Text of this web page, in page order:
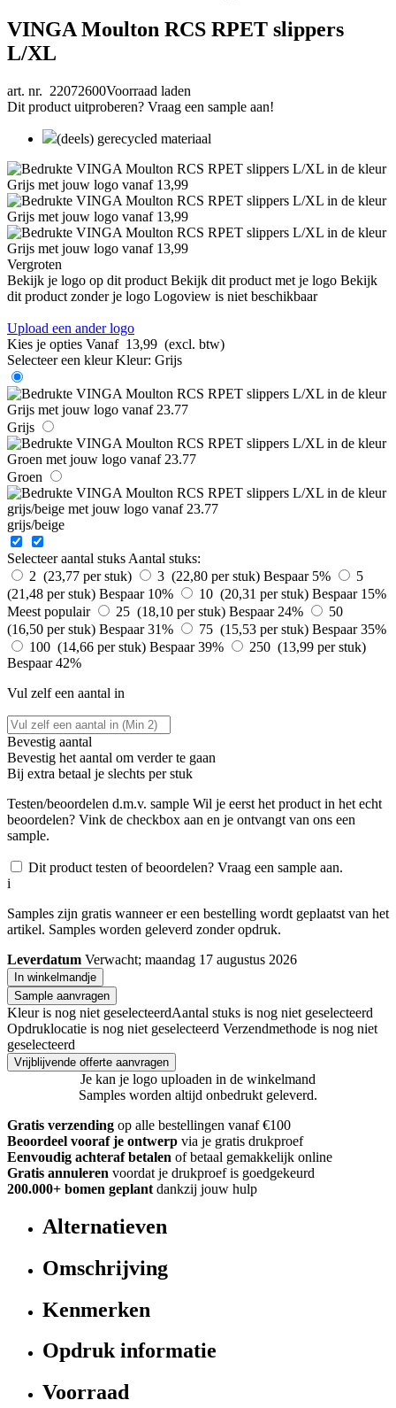
VINGA Moulton RCS RPET slippers
L/XL
art. nr. 22072600Voorraad laden
Dit product uitproberen? Vraag een sample aan!
(deels) gerecycled materiaal
Vergroten
Bekijk je logo op dit product Bekijk dit product met je logo Bekijk
dit product zonder je logo Logoview is niet beschikbaar
Upload een ander logo
Kies je opties Vanaf 13,99 (excl. btw)
Selecteer een kleur Kleur: Grijs
Grijs
Groen
grijs/beige
Selecteer aantal stuks Aantal stuks:
2 (23,77 per stuk)
3 (22,80 per stuk) Bespaar 5%
5
(21,48 per stuk) Bespaar 10% 10 (20,31 per stuk) Bespaar 15%
Meest populair
25 (18,10 per stuk) Bespaar 24%
50
(16,50 per stuk) Bespaar 31% 75 (15,53 per stuk) Bespaar 35%
100 (14,66 per stuk) Bespaar 39%
250 (13,99 per stuk)
Bespaar 42%
Vul zelf een aantal in
Bevestig aantal
Bevestig het aantal om verder te gaan
Bij extra betaal je slechts per stuk
Testen/beoordelen d.m.v. sample Wil je eerst het product in het echt
beoordelen? Vink de checkbox aan en je ontvangt van ons een
sample.
Dit product testen of beoordelen? Vraag een sample aan.
i
Samples zijn gratis wanneer er een bestelling wordt geplaatst van het
artikel. Samples worden geleverd zonder opdruk.
Leverdatum Verwacht; maandag 17 augustus 2026
In winkelmandje
Sample aanvragen
Kleur is nog niet geselecteerdAantal stuks is nog niet geselecteerd
Opdruklocatie is nog niet geselecteerd Verzendmethode is nog niet
geselecteerd
Vrijblijvende offerte aanvragen
Je kan je logo uploaden in de winkelmand
Samples worden altijd onbedrukt geleverd.
Gratis verzending op alle bestellingen vanaf €100
Beoordeel vooraf je ontwerp via je gratis drukproef
Eenvoudig achteraf betalen of betaal gemakkelijk online
Gratis annuleren voordat je drukproef is goedgekeurd
200.000+ bomen geplant dankzij jouw hulp
Alternatieven
Omschrijving
Kenmerken
Opdruk informatie
Voorraad